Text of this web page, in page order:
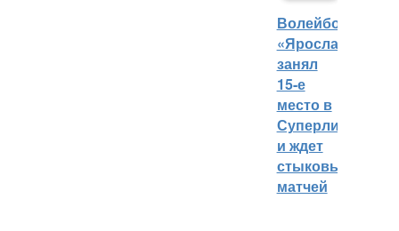
Волейбольный
«Ярославич»
занял
15-е
место в
Суперлиге
и ждет
стыковых
матчей